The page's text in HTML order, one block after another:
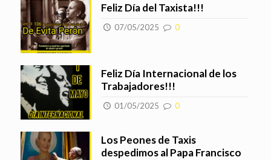
Feliz Día del Taxista!!!
07/05/2025 0
Feliz Día Internacional de los
Trabajadores!!!
01/05/2025 0
Los Peones de Taxis
despedimos al Papa Francisco